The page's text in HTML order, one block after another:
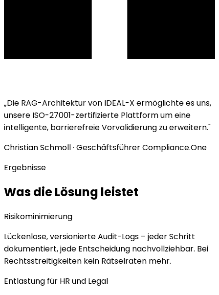
„Die RAG-Architektur von IDEAL-X ermöglichte es uns,
unsere ISO-27001-zertifizierte Plattform um eine
intelligente, barrierefreie Vorvalidierung zu erweitern."
Christian Schmoll · Geschäftsführer Compliance.One
Ergebnisse
Was die Lösung leistet
Risikominimierung
Lückenlose, versionierte Audit-Logs – jeder Schritt
dokumentiert, jede Entscheidung nachvollziehbar. Bei
Rechtsstreitigkeiten kein Rätselraten mehr.
Entlastung für HR und Legal